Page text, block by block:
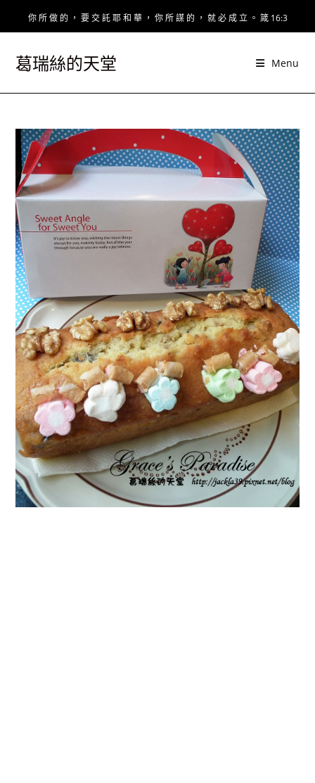
你 所 做 的 ， 要 交 託 耶 和 華 ， 你 所 謀 的 ， 就 必 成 立 。 箴 16:3
葛瑞絲的天堂 Menu